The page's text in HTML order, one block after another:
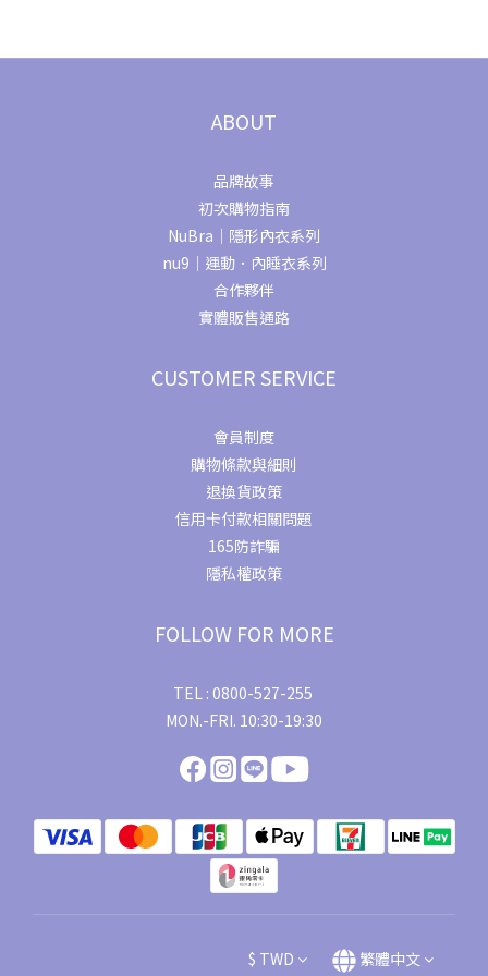
ABOUT
品牌故事
初次購物指南
NuBra｜隱形內衣系列
nu9｜運動．內睡衣系列
合作夥伴
實體販售通路
CUSTOMER SERVICE
會員制度
購物條款與細則
退換貨政策
信用卡付款相關問題
165防詐騙
隱私權政策
FOLLOW FOR MORE
TEL : 0800-527-255
MON.-FRI. 10:30-19:30
$ TWD 繁體中文